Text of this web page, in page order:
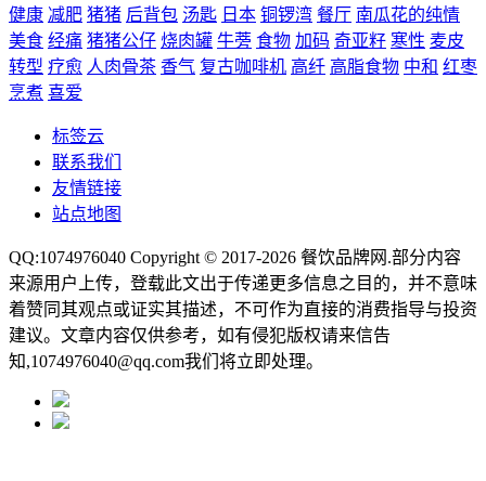
健康 减肥 猪猪 后背包 汤匙 日本 铜锣湾 餐厅 南瓜花的纯情
美食 经痛 猪猪公仔 烧肉罐 牛蒡 食物 加码 奇亚籽 寒性 麦皮
转型 疗愈 人肉骨茶 香气 复古咖啡机 高纤 高脂食物 中和 红枣
烹煮 喜爱
标签云
联系我们
友情链接
站点地图
QQ:1074976040 Copyright © 2017-2026 餐饮品牌网 .部分内容
来源用户上传，登载此文出于传递更多信息之目的，并不意味
着赞同其观点或证实其描述，不可作为直接的消费指导与投资
建议。文章内容仅供参考，如有侵犯版权请来信告
知,1074976040@qq.com我们将立即处理。